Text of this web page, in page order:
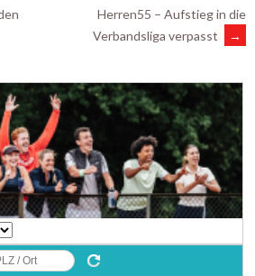
Herren55 – Aufstieg in die
Verbandsliga verpasst
→